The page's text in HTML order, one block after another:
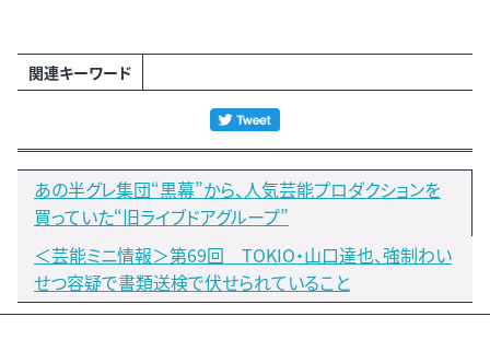
関連キーワード
あの半グレ集団“黒幕”から、人気芸能プロダクションを
買っていた“旧ライブドアグループ”
＜芸能ミニ情報＞第69回 TOKIO・山口達也、強制わい
せつ容疑で書類送検で伏せられていること